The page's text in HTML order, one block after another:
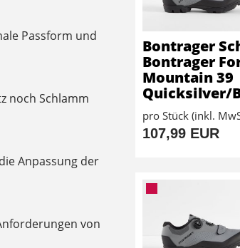
Passform und
noch Schlamm
Anpassung der
von
Bontrager
Bontrager
Mountain 39
Quicksilver/
pro Stück (inkl.
107,99 EUR